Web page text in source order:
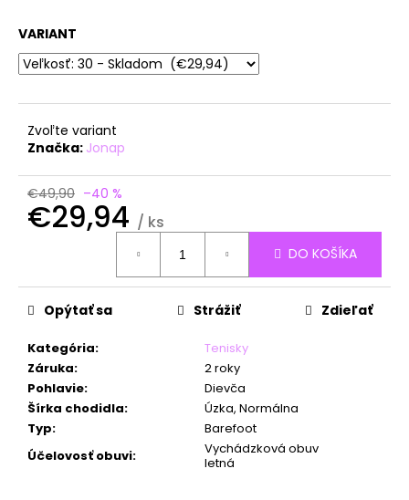
VARIANT
Zvoľte variant
Značka: Jonap
€49,90 –40 %
€29,94 / ks
DO KOŠÍKA
Kategória:
Tenisky
Záruka:
2 roky
Pohlavie:
Dievča
Šírka chodidla:
Úzka, Normálna
Typ:
Barefoot
Účelovosť obuvi:
Vychádzková obuv
letná
Opýtať sa Strážiť Zdieľať
á
j
s
?
O
d
o
ú
č
a
m